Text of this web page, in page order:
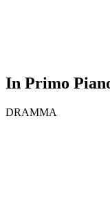
In Primo
DRAMMA